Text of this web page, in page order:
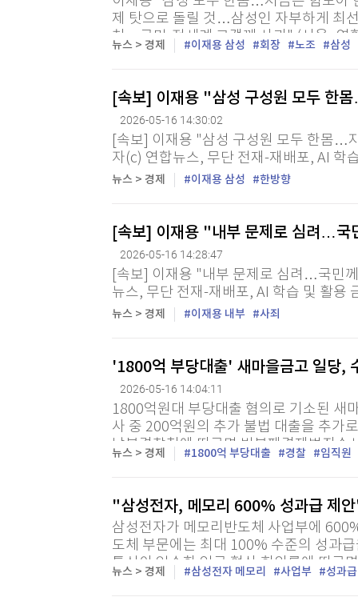
제 탓으로 돌릴 것…삼성인 자부하게 최
쳐…국민·전세계 고객께 사과" (서울=연
전자 회장은 16일 "지금은 지혜롭게 힘
뉴스 > 경제 이재용 삼성 회장 노조 삼성
[속보] 이재용 "삼성 구성원 모두 한
2026-05-16 14:30:02
[속보] 이재용 "삼성 구성원 모두 한몸…
자(c) 연합뉴스, 무단 전재-재배포, AI 학
뉴스 > 경제 이재용 삼성 한방향
[속보] 이재용 "내부 문제로 심려…국
2026-05-16 14:28:47
[속보] 이재용 "내부 문제로 심려…국민
뉴스, 무단 전재-재배포, AI 학습 및 활용
뉴스 > 경제 이재용 내부 사죄
'1800억 부당대출' 새마을금고 일당,
2026-05-16 14:04:11
1800억원대 부당대출 혐의로 기소된 새
사 중 200억원의 추가 불법 대출을 추가
남부경찰청에 따르면 반부패경제범죄수
씨 등 임직원 3명과 부동산 개발업자 B
뉴스 > 경제 1800억 부당대출 경찰 임직원
"삼성전자, 메모리 600% 성과급 제
삼성전자가 메모리반도체 사업부에
도체 부문에는 최대 100% 수준의 성과
통신이 입수한 임금 협상 회의록에 따르
(DS) 부문 메모리 사업부 직원들에게 연
뉴스 > 경제 삼성전자 메모리 사업부 성과급